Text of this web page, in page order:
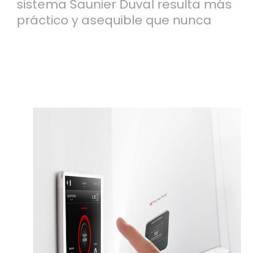
sistema Saunier Duval resulta más
práctico y asequible que nunca